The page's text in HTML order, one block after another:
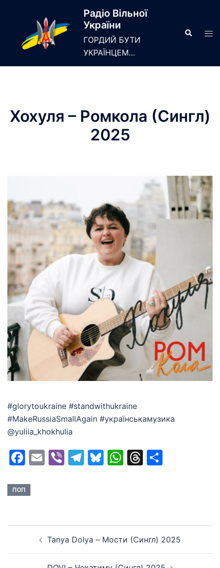
Радіо Вільної
України
ГОРДИЙ БУТИ
УКРАЇНЦЕМ…
Search
Хохуля – Ромкола (Сингл)
2025
#glorytoukraine #standwithukraine
#MakeRussiaSmallAgain #українськамузика
@yuliia_khokhulia
Facebook
EmailViberTelegram
Bluesky
WhatsApp
Threads
ПОП
navigationTanya Dolya – Мости (Сингл) 2025